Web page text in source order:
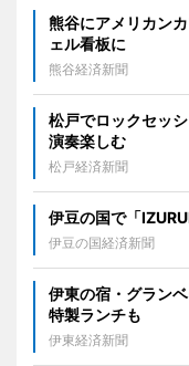
熊谷にアメリカン
ェル看板に
熊谷経済新聞
松戸でロックセッ
演奏楽しむ
松戸経済新聞
伊豆の国で「
伊豆の国経済新聞
伊東の宿・グラン
特製ランチも
伊東経済新聞